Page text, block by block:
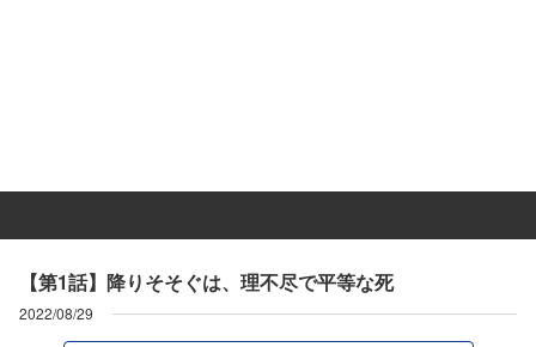
【第1話】降りそそぐは、理不尽で平等な死
2022/08/29